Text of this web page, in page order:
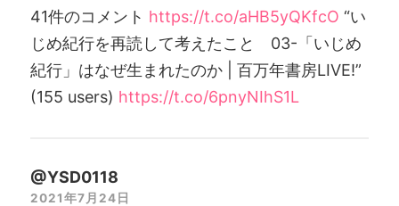
41件のコメント https://t.co/aHB5yQKfcO “い
じめ紀行を再読して考えたこと 03-「いじめ
紀行」はなぜ生まれたのか | 百万年書房LIVE!”
(155 users) https://t.co/6pnyNIhS1L
@YSD0118
2021年7月24日